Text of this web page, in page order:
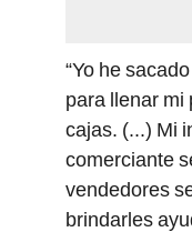
“Yo he
para llenar mi
cajas. (...) Mi
comerciante
vendedores
brindarles